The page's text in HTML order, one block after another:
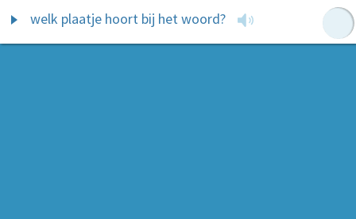
welk plaatje hoort bij het woord?